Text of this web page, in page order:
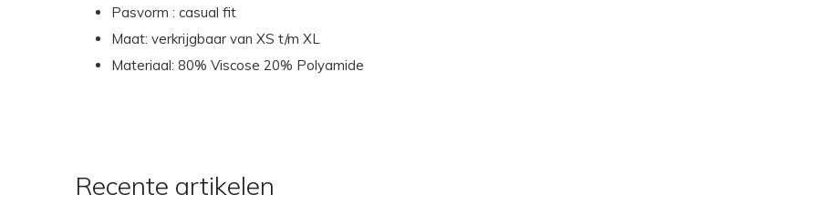
Pasvorm : casual fit
Maat: verkrijgbaar van XS t/m XL
Materiaal: 80% Viscose 20% Polyamide
Recente artikelen